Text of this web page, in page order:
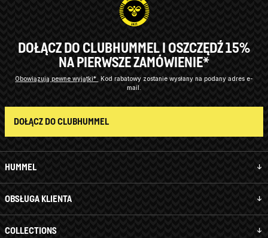
HUMMEL
OBSŁUGA KLIENTA
COLLECTIONS
DOŁĄCZ DO CLUBHUMMEL I OSZCZĘDŹ 15%
NA PIERWSZE ZAMÓWIENIE*
Obowiązują pewne wyjątki* Kod rabatowy zostanie wysłany na podany adres e-
mail.
DOŁĄCZ DO CLUBHUMMEL